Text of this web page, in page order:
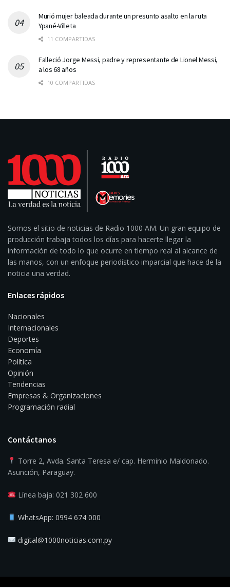
Murió mujer baleada durante un presunto asalto en la ruta
Ypané-Villeta
11 COMPARTIDAS
Falleció Jorge Messi, padre y representante de Lionel Messi,
a los 68 años
10 COMPARTIDAS
Somos el sitio de noticias de Radio 1000 AM. Un gran equipo de
producción trabaja todos los días para hacerte llegar la
información de todo lo que ocurre en tiempo real al alcance de
las manos, con un enfoque periodístico imparcial que hace de la
noticia una verdad.
Enlaces rápidos
Nacionales
Internacionales
Deportes
Economía
Política
Opinión
Tendencias
Empresas & Organizaciones
Programación radial
Contáctanos
Torre 2, Avda. Santa Teresa e/ cap. Herminio Maldonado.
Asunción, Paraguay.
Línea baja: 021 302 600
WhatsApp: 0994 674 000
digital@1000noticias.com.py